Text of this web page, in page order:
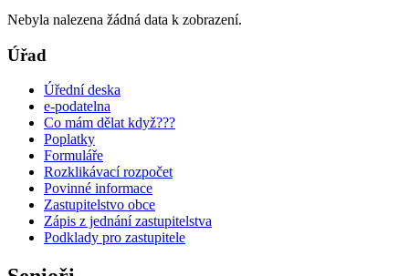
Nebyla nalezena žádná data k zobrazení.
Úřad
Úřední deska
e-podatelna
Co mám dělat když???
Poplatky
Formuláře
Rozklikávací rozpočet
Povinné informace
Zastupitelstvo obce
Zápis z jednání zastupitelstva
Podklady pro zastupitele